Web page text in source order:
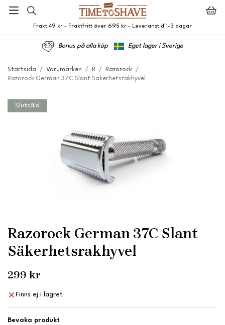
Frakt 49 kr - Fraktfritt över 695 kr - Leveranstid 1-3 dagar
Bonus på alla köp Eget lager i Sverige
Startsida / Varumärken / R / Razorock
/
Razorock German 37C Slant Säkerhetsrakhyvel
Slutsåld
Razorock German 37C Slant
Säkerhetsrakhyvel
299 kr
Finns ej i lagret
Bevaka produkt